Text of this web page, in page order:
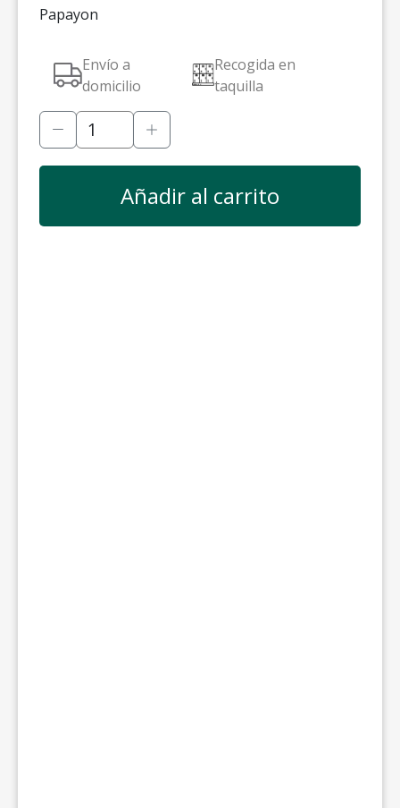
Papayon
Envío a
domicilio
Recogida en
taquilla
Añadir al carrito